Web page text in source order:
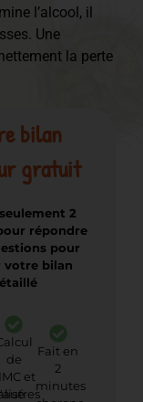
l’alcool, il
Une
la perte
bilan
gratuit
2
répondre
pour
votre bilan
de
et
Fait en
2
minutes